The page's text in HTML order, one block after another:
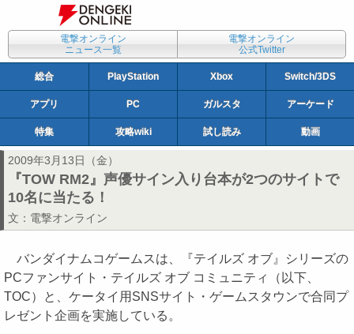
電撃オンライン
ニュース一覧
電撃オンライン
公式Twitter
総合 PlayStation Xbox Switch/3DS
アプリ PC ガルスタ アーケード
特集 攻略wiki 試し読み 動画
2009年3月13日（金）
『TOW RM2』声優サイン入り台本が2つのサイトで
10名に当たる！
文： 電撃オンライン
バンダイナムコゲームスは、『テイルズ オブ』シリーズの
PCファンサイト・テイルズ オブ コミュニティ（以下、
TOC）と、ケータイ用SNSサイト・ゲームスタウンで合同プ
レゼント企画を実施している。